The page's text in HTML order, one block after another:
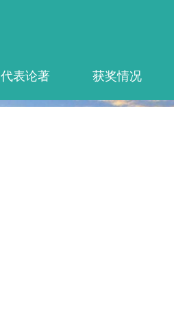
代表论著 获奖情况